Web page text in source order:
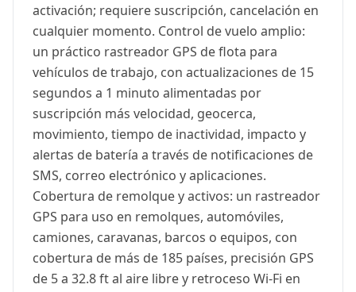
activación; requiere suscripción, cancelación en
cualquier momento. Control de vuelo amplio:
un práctico rastreador GPS de flota para
vehículos de trabajo, con actualizaciones de 15
segundos a 1 minuto alimentadas por
suscripción más velocidad, geocerca,
movimiento, tiempo de inactividad, impacto y
alertas de batería a través de notificaciones de
SMS, correo electrónico y aplicaciones.
Cobertura de remolque y activos: un rastreador
GPS para uso en remolques, automóviles,
camiones, caravanas, barcos o equipos, con
cobertura de más de 185 países, precisión GPS
de 5 a 32.8 ft al aire libre y retroceso Wi-Fi en